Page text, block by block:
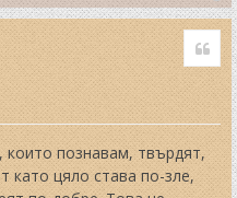
T
o
p
които познавам, твърдят,
като цяло става по-зле,